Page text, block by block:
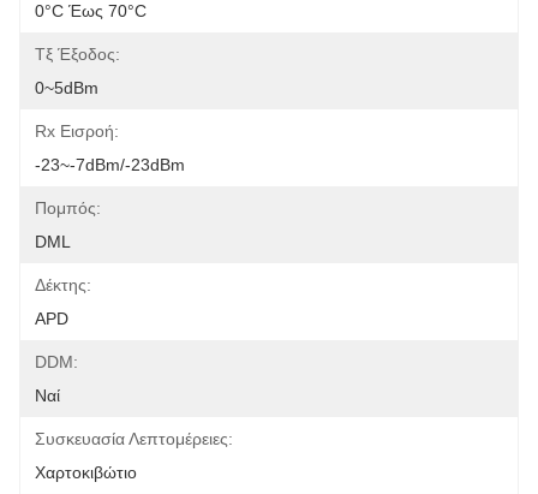
0°C Έως 70°C
Τξ Έξοδος:
0~5dBm
Rx Εισροή:
-23~-7dBm/-23dBm
Πομπός:
DML
Δέκτης:
APD
DDM:
Ναί
Συσκευασία Λεπτομέρειες:
Χαρτοκιβώτιο